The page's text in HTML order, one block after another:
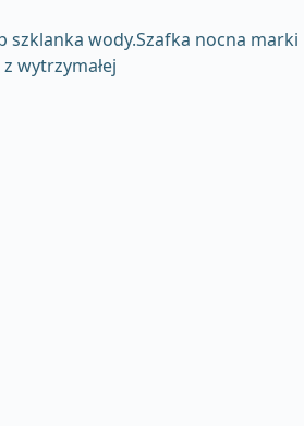
szklanka wody.Szafka nocna marki
wytrzymałej